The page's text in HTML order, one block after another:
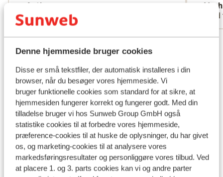
Denne hjemmeside bruger cookies
Disse er små tekstfiler, der automatisk installeres i din
browser, når du besøger vores hjemmeside. Vi
bruger funktionelle cookies som standard for at sikre, at
hjemmesiden fungerer korrekt og fungerer godt. Med din
tilladelse bruger vi hos Sunweb Group GmbH også
statistike cookies til at forbedre vores hjemmeside,
præference-cookies til at huske de oplysninger, du har givet
os, og marketing-cookies til at analysere vores
markedsføringsresultater og personliggøre vores tilbud. Ved
at placere 1. og 3. parts cookies kan vi og andre parter
Anthon
Med partner
Se alle 5 anmeldelser
Lokation
Se på kort
Liftkort/skileje/undervisning